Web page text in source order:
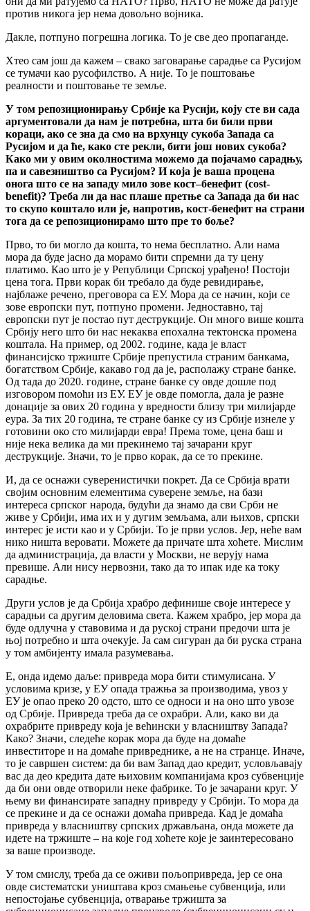
против никога јер нема довољно војника.
Дакле, потпуно погрешна логика. То је све део пропаганде.
Хтео сам још да кажем – свако заговарање сарадње са Русијом
се тумачи као русофилство. А није. То је поштовање
реалности и поштовање те земље.
У том репозиционирању Србије ка Русији, коју сте ви сада
аргументовали да нам је потребна, шта би били први
кораци, ако се зна да смо на врхунцу сукоба Запада са
Русијом и да ће, како сте рекли, бити још нових сукоба?
Како ми у овим околностима можемо да појачамо сарадњу,
па и савезништво са Русијом? И која је ваша процена
онога што се на западу мило зове кост–бенефит (cost-
benefit)? Треба ли да нас плаше претње са Запада да би нас
то скупо коштало или је, напротив, кост-бенефит на страни
тога да се репозиционирамо што пре то боље?
Прво, то би могло да кошта, то нема бесплатно. Али нама
мора да буде јасно да морамо бити спремни да ту цену
платимо. Као што је у Републици Српској урађено! Постоји
цена тога. Први корак би требало да буде ревидирање,
најблаже речено, преговора са ЕУ. Мора да се начин, који се
зове европски пут, потпуно промени. Једноставно, тај
европски пут је постао пут деструкције. Он много више кошта
Србију него што би нас некаква епохална тектонска промена
коштала. На пример, од 2002. године, када је власт
финансијско тржиште Србије препустила страним банкама,
богатством Србије, какаво год да је, располажу стране банке.
Од тада до 2020. године, стране банке су овде дошле под
изговором помоћи из ЕУ. ЕУ је овде помогла, дала је разне
донације за ових 20 година у вредности близу три милијарде
еура. За тих 20 година, те стране банке су из Србије изнеле у
готовини око сто милијарди евра! Према томе, цена баш и
није нека велика да ми прекинемо тај зачарани круг
деструкције. Значи, то је прво корак, да се то прекине.
И, да се оснажи суверенистички покрет. Да се Србија врати
својим основним елементима суверене земље, на бази
интереса српског народа, будући да знамо да сви Срби не
живе у Србији, има их и у дугим земљама, али њихов, српски
интерес је исти као и у Србији. То је први услов. Јер, неће вам
нико ништа веровати. Можете да причате шта хоћете. Мислим
да администрација, да власти у Москви, не верују нама
превише. Али нису нервозни, тако да то ипак иде ка току
сарадње.
Други услов је да Србија храбро дефинише своје интересе у
сарадњи са другим деловима света. Кажем храбро, јер мора да
буде одлучна у ставовима и да руској страни предочи шта је
њој потребно и шта очекује. Ја сам сигуран да би руска страна
у том амбијенту имала разумевања.
Е, онда идемо даље: привреда мора бити стимулисана. У
условима кризе, у ЕУ опада тражња за производима, увоз у
ЕУ је опао преко 20 одсто, што се односи и на оно што увозе
од Србије. Привреда треба да се охрабри. Али, како ви да
охрабрите привреду која је већински у власништву Запада?
Како? Значи, следеће корак мора да буде на домаће
инвеститоре и на домаће привреднике, а не на странце. Иначе,
то је савршен систем: да би вам Запад дао кредит, условљавају
вас да део кредита дате њиховим компанијама кроз субвенције
да би они овде отворили неке фабрике. То је зачарани круг. У
њему ви финансирате западну привреду у Србији. То мора да
се прекине и да се оснажи домаћа привреда. Кад је домаћа
привреда у власништву српских држављана, онда можете да
идете на тржиште – на које год хоћете које је заинтересовано
за ваше производе.
У том смислу, треба да се оживи пољопривреда, јер се она
овде систематски уништава кроз смањење субвенција, или
непостојање субвенција, отварање тржишта за